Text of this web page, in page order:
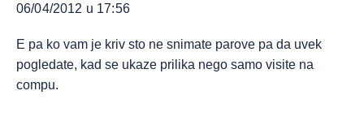
06/04/2012 u 17:56
E pa ko vam je kriv sto ne snimate parove pa da uvek
pogledate, kad se ukaze prilika nego samo visite na
compu.